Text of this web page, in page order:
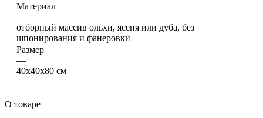
Материал
—
отборный массив ольхи, ясеня или дуба, без
шпонирования и фанеровки
Размер
—
40х40х80 см
О товаре